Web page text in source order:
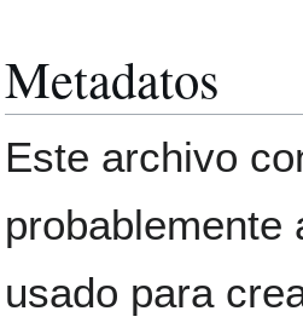
Metadatos
Este archivo
probablemente
usado para